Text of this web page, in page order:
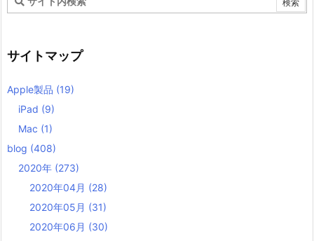
サイトマップ
Apple製品 (19)
iPad (9)
Mac (1)
blog (408)
2020年 (273)
2020年04月 (28)
2020年05月 (31)
2020年06月 (30)